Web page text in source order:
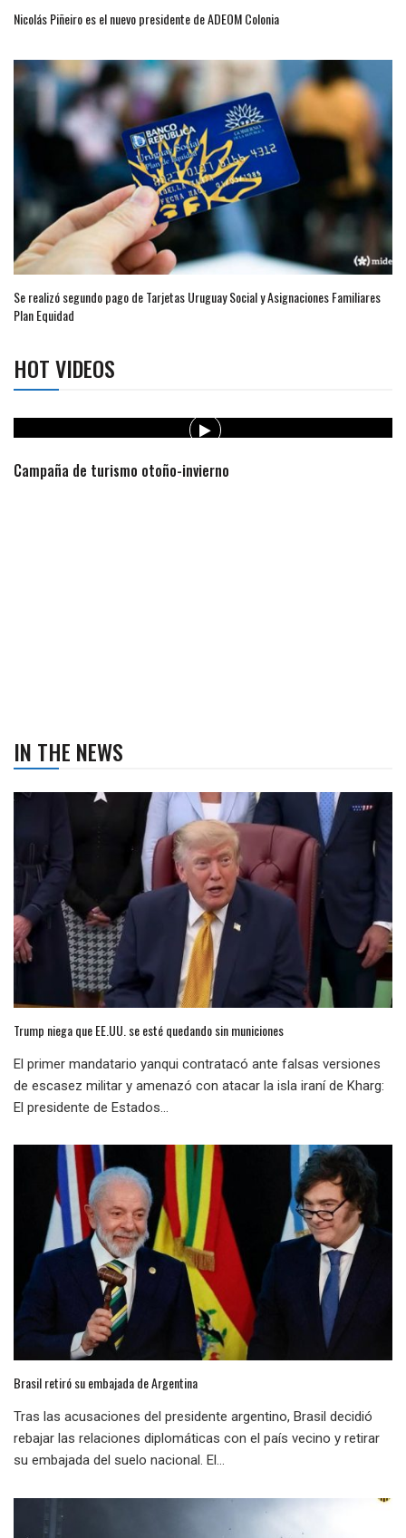
Nicolás Piñeiro es el nuevo presidente de ADEOM Colonia
Se realizó segundo pago de Tarjetas Uruguay Social y Asignaciones Familiares
Plan Equidad
HOT VIDEOS
Campaña de turismo otoño-invierno
IN THE NEWS
Trump niega que EE.UU. se esté quedando sin municiones
El primer mandatario yanqui contratacó ante falsas versiones
de escasez militar y amenazó con atacar la isla iraní de Kharg:
El presidente de Estados...
Brasil retiró su embajada de Argentina
Tras las acusaciones del presidente argentino, Brasil decidió
rebajar las relaciones diplomáticas con el país vecino y retirar
su embajada del suelo nacional. El...